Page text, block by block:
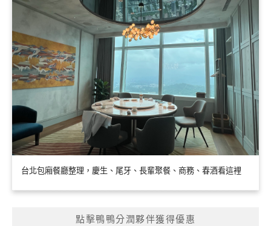
台北包廂餐廳整理，慶生、尾牙、長輩聚餐、商務、春酒看這裡
點擊鴨鴨分潤夥伴獲得優惠